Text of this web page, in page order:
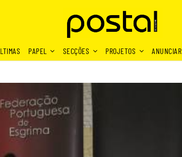
PAPEL SECÇÕES PROJETOS ANUNCIAR